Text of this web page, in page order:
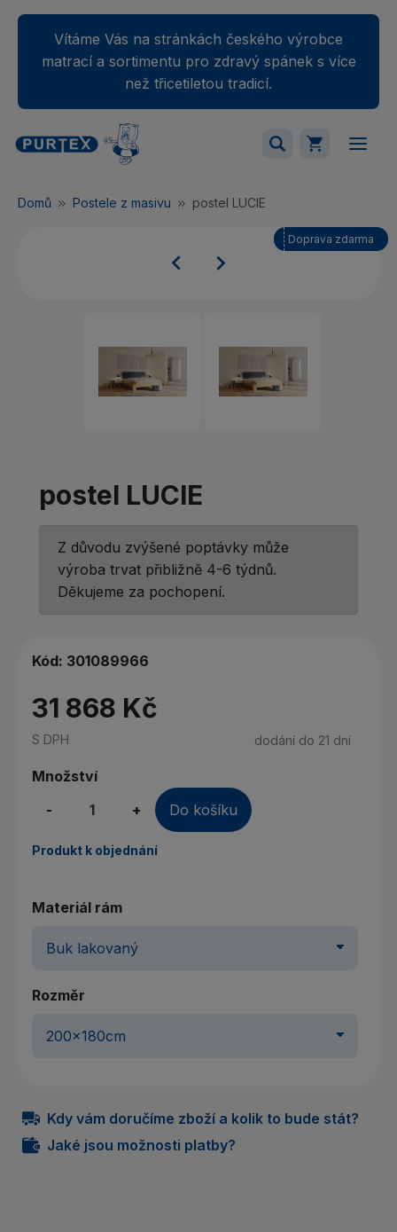
Vítáme Vás na stránkách českého výrobce
matrací a sortimentu pro zdravý spánek s více
než třicetiletou tradicí.
Váš nákupný košík je momentálne prázdny.
Domů Postele z masivu postel LUCIE
 
Doprava zdarma
postel LUCIE
Z důvodu zvýšené poptávky může
výroba trvat přibližně 4-6 týdnů.
Děkujeme za pochopení.
Kód: 301089966
31 868 Kč
S DPH dodání do 21 dní
Množství
-
+ Do košíku
Produkt k objednání
Materiál rám
Rozměr
Kdy vám doručíme zboží a kolik to bude stát?
Jaké jsou možnosti platby?